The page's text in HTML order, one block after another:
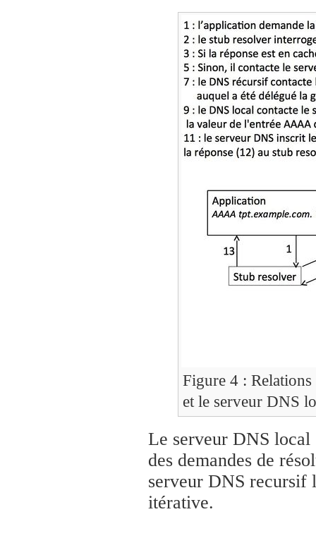
Figure 4 :
et le serveur DNS
Le serveur DNS local
des demandes de
serveur DNS recursif
itérative.